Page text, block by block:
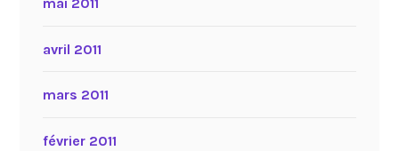
avril 2011
mars 2011
février 2011